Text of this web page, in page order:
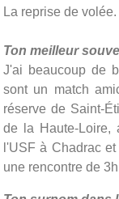
La reprise de volée.
Ton meilleur
J'ai beaucoup de
sont un match
réserve de Saint-
de la Haute-Loire,
l'USF à Chadrac
une rencontre de 3h